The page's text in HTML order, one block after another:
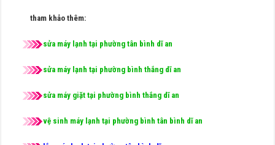
tham khảo thêm:
sửa máy lạnh tại phường tân bình dĩ an
sửa máy lạnh tại phường bình thắng dĩ an
sửa máy giặt tại phường bình thắng dĩ an
vệ sinh máy lạnh tại phường bình tân bình dĩ an